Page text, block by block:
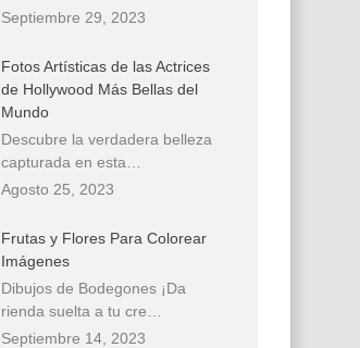
Septiembre 29, 2023
Fotos Artísticas de las Actrices
de Hollywood Más Bellas del
Mundo
Descubre la verdadera belleza
capturada en esta…
Agosto 25, 2023
Frutas y Flores Para Colorear
Imágenes
Dibujos de Bodegones ¡Da
rienda suelta a tu cre…
Septiembre 14, 2023